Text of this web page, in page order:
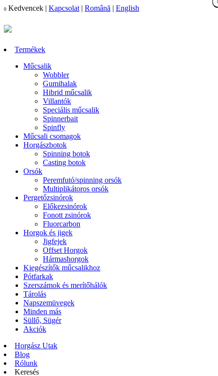
0 Kedvencek | Kapcsolat | Română | English
Termékek
Műcsalik
Wobbler
Gumihalak
Hibrid műcsalik
Villantók
Speciális műcsalik
Spinnerbait
Spinfly
Műcsali csomagok
Horgászbotok
Spinning botok
Casting botok
Orsók
Peremfutó/spinning orsók
Multiplikátoros orsók
Pergetőzsinórok
Előkezsinórok
Fonott zsinórok
Fluorcarbon
Horgok és jigek
Jigfejek
Offset Horgok
Hármashorgok
Kiegészítők műcsalikhoz
Pótfarkak
Szerszámok és merítőhálók
Tárolás
Napszemüvegek
Minden más
Süllő, Sügér
Akciók
Horgász Utak
Blog
Rólunk
Keresés